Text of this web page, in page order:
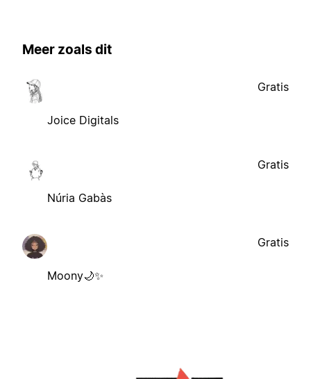
Meer zoals dit
Joice Digitals
Gratis
Núria Gabàs
Gratis
Moony🌙✨
Gratis